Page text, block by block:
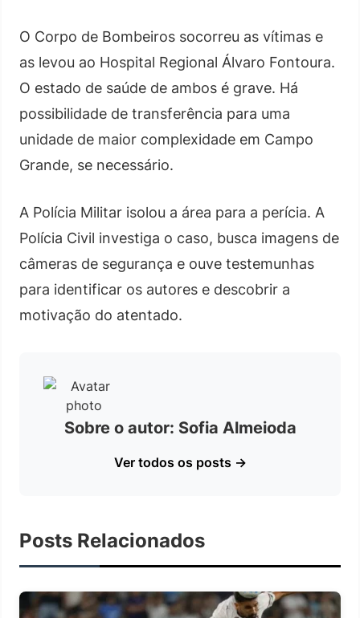
O Corpo de Bombeiros socorreu as vítimas e
as levou ao Hospital Regional Álvaro Fontoura.
O estado de saúde de ambos é grave. Há
possibilidade de transferência para uma
unidade de maior complexidade em Campo
Grande, se necessário.
A Polícia Militar isolou a área para a perícia. A
Polícia Civil investiga o caso, busca imagens de
câmeras de segurança e ouve testemunhas
para identificar os autores e descobrir a
motivação do atentado.
Sobre o autor: Sofia Almeioda
Ver todos os posts →
Posts Relacionados